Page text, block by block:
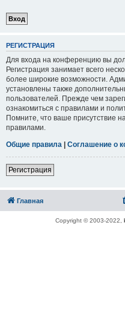
РЕГИСТРАЦИЯ
Для входа на конференцию вы
Регистрация занимает всего
более широкие возможности.
установлены также
пользователей. Прежде чем
ознакомиться с правилами и
Помните, что ваше присутствие
правилами.
Общие правила | Соглашение о
Регистрация
Главная
Copyright © 2003-2022,